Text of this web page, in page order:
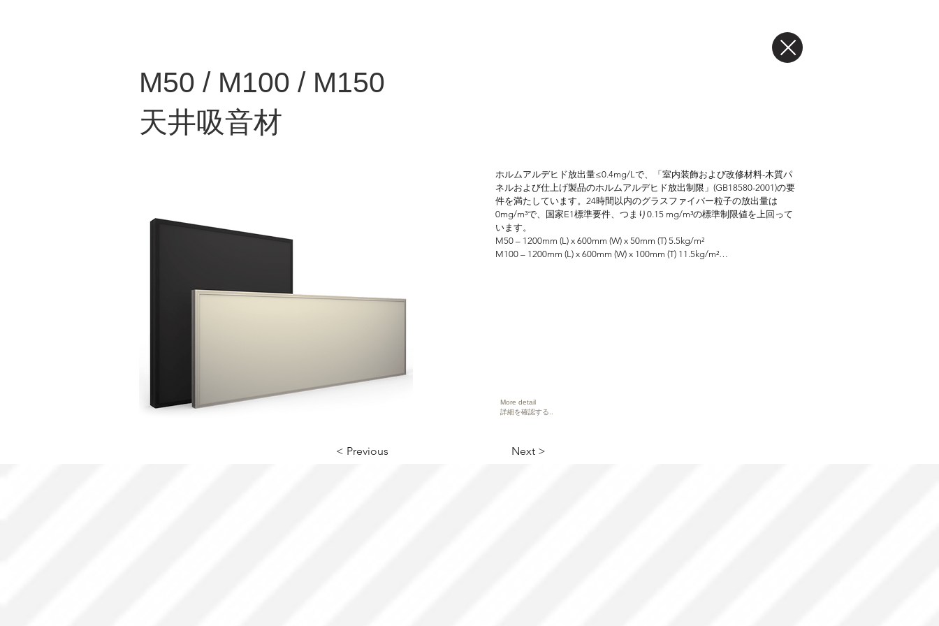
M50 / M100 / M150
天井吸音材
< Previous
ホルムアルデヒド放出量≤0.4mg/Lで、「室内装飾および改修材料-木質パ
ネルおよび仕上げ製品のホルムアルデヒド放出制限」(GB18580-2001)の要
件を満たしています。24時間以内のグラスファイバー粒子の放出量は
0mg/m³で、国家E1標準要件、つまり0.15 mg/m³の標準制限値を上回って
います。
M50 – 1200mm (L) x 600mm (W) x 50mm (T) 5.5kg/m²
M100 – 1200mm (L) x 600mm (W) x 100mm (T) 11.5kg/m²
More detail
詳細を確認する..
Next >